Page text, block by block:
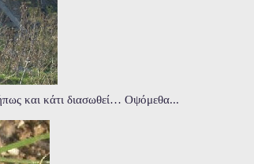
και κάτι διασωθεί… Οψόμεθα...